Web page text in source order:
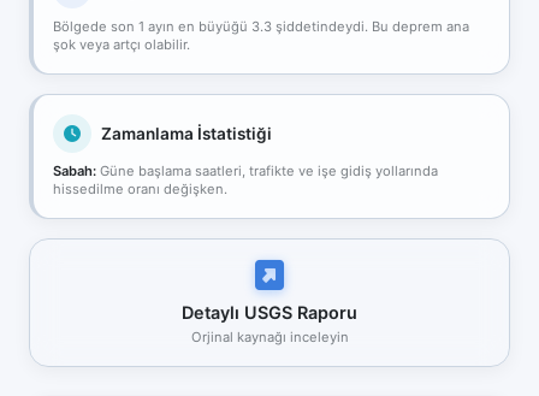
Bölgede son 1 ayın en büyüğü 3.3 şiddetindeydi. Bu deprem ana
şok veya artçı olabilir.
Zamanlama İstatistiği
Sabah: Güne başlama saatleri, trafikte ve işe gidiş yollarında
hissedilme oranı değişken.
Detaylı USGS Raporu
Orjinal kaynağı inceleyin